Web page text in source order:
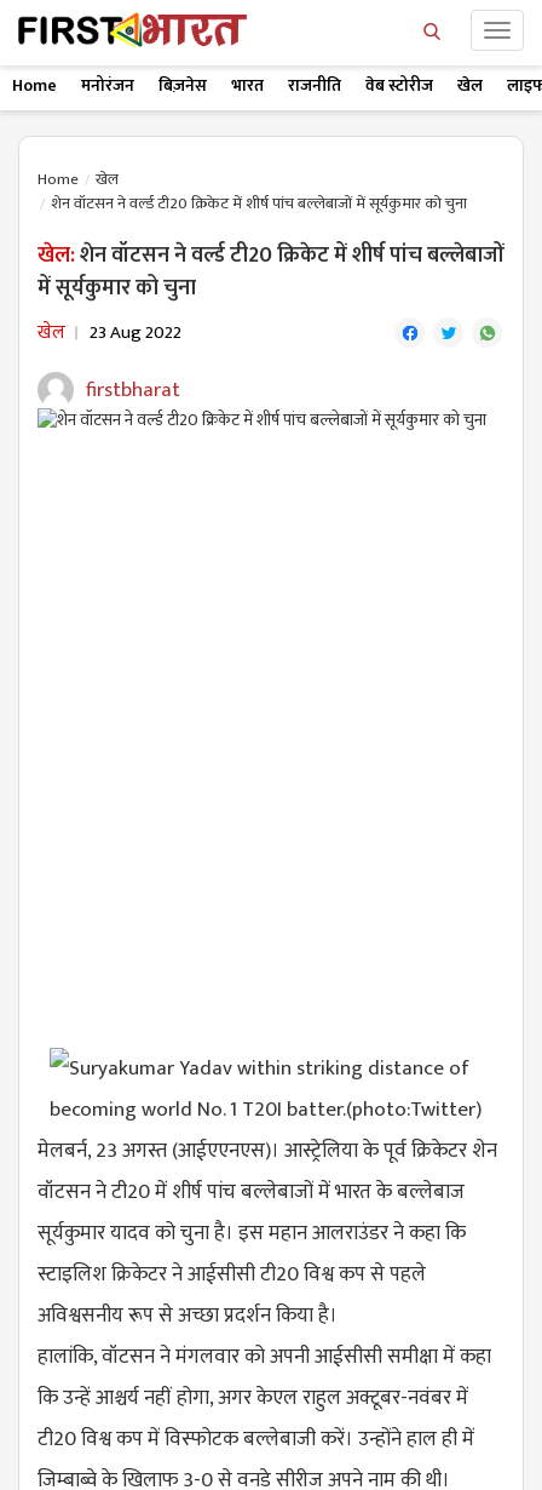
Home मनोरंजन बिज़नेस भारत राजनीति वेब स्टोरीज खेल
Home
खेल
शेन वॉटसन ने वर्ल्ड टी20 क्रिकेट में शीर्ष पांच बल्लेबाजों में सूर्यकुमार को चुना
खेल:शेन वॉटसन ने वर्ल्ड टी20 क्रिकेट में शीर्ष पांच बल्लेबाजों
में सूर्यकुमार को चुना
खेल 23 Aug 2022
firstbharat
मेलबर्न, 23 अगस्त (आईएएनएस)। आस्ट्रेलिया के पूर्व क्रिकेटर शेन
वॉटसन ने टी20 में शीर्ष पांच बल्लेबाजों में भारत के बल्लेबाज
सूर्यकुमार यादव को चुना है। इस महान आलराउंडर ने कहा कि
स्टाइलिश क्रिकेटर ने आईसीसी टी20 विश्व कप से पहले
अविश्वसनीय रूप से अच्छा प्रदर्शन किया है।
हालांकि, वॉटसन ने मंगलवार को अपनी आईसीसी समीक्षा में कहा
कि उन्हें आश्चर्य नहीं होगा, अगर केएल राहुल अक्टूबर-नवंबर में
टी20 विश्व कप में विस्फोटक बल्लेबाजी करें। उन्होंने हाल ही में
जिम्बाब्वे के खिलाफ 3-0 से वनडे सीरीज अपने नाम की थी।